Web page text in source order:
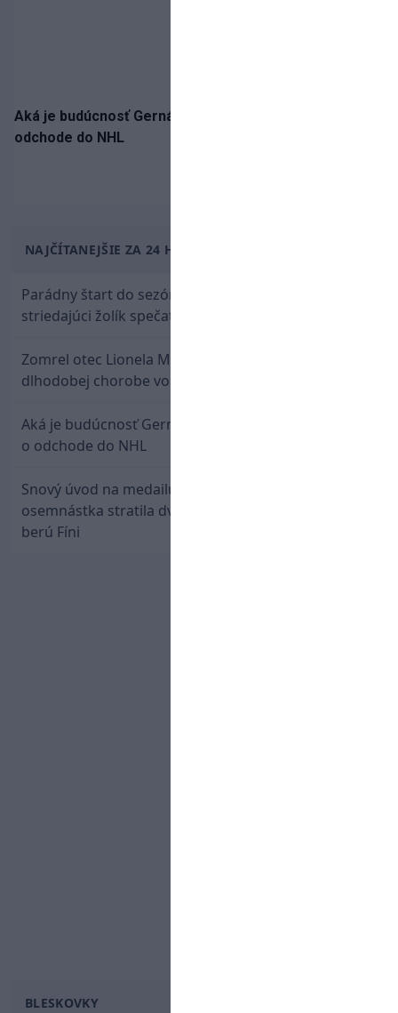
Aká je budúcnosť Gernáta a Pánika? Rusi špekulujú o
odchode do NHL
NAJČÍTANEJŠIE ZA 24 HODÍN
Parádny štart do sezóny: Rýchlik Boženík ako
striedajúci žolík spečatil postup Stoke
Zomrel otec Lionela Messiho. Jorge podľahol
dlhodobej chorobe vo veku 68 rokov
Aká je budúcnosť Gernáta a Pánika? Rusi špekulujú
o odchode do NHL
Snový úvod na medailu nestačil: Slovenská
osemnástka stratila dvojgólový náskok a bronz
berú Fíni
BLESKOVKY